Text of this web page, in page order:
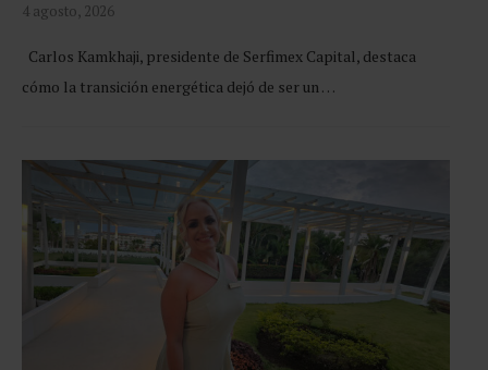
4 agosto, 2026
Carlos Kamkhaji, presidente de Serfimex Capital, destaca
cómo la transición energética dejó de ser un …